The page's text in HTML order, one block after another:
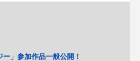
ー」参加作品一般公開！